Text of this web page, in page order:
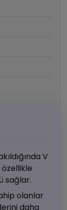
V
sağlar.
olanlar
daha